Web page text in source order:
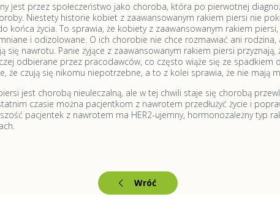
jest przez społeczeństwo jako choroba, która po pierwotnej
Niestety historie kobiet z zaawansowanym rakiem piersi nie
końca życia. To sprawia, że kobiety z zaawansowanym rakiem
i odizolowane. O ich chorobie nie chce rozmawiać ani
się nawrotu. Panie żyjące z zaawansowanym rakiem piersi
odbierane przez pracodawców, co często wiąże się ze
że czują się nikomu niepotrzebne, a to z kolei sprawia, że nie mają
jest chorobą nieuleczalną, ale w tej chwili staje się chorobą
czasie można pacjentkom z nawrotem przedłużyć życie i
pacjentek z nawrotem ma HER2-ujemny, hormonozależny typ
Wróć